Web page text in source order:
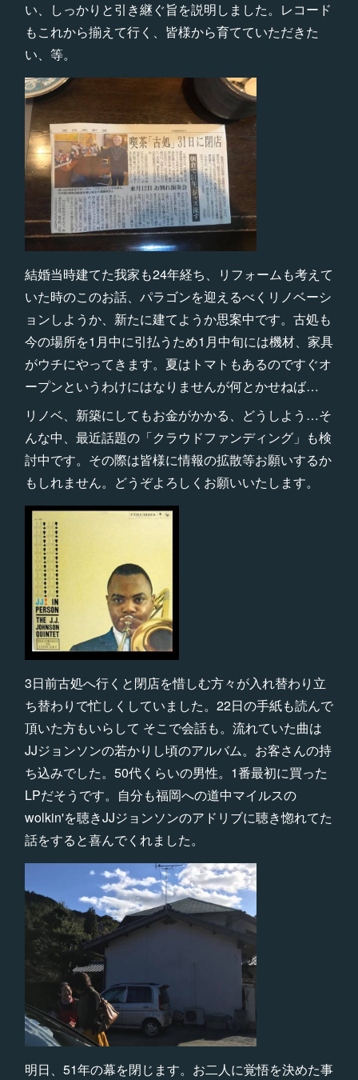
い、しっかりと引き継ぐ旨を説明しました。レコード
もこれから揃えて行く、皆様から育てていただきた
い、等。
結婚当時建てた我家も24年経ち、リフォームも考えて
いた時のこのお話、パラゴンを迎えるべくリノベーシ
ョンしようか、新たに建てようか思案中です。古処も
今の場所を1月中に引払うため1月中旬には機材、家具
がウチにやってきます。夏はトマトもあるのですぐオ
ープンというわけにはなりませんが何とかせねば…
リノベ、新築にしてもお金がかかる、どうしよう…そ
んな中、最近話題の「クラウドファンディング」も検
討中です。その際は皆様に情報の拡散等お願いするか
もしれません。どうぞよろしくお願いいたします。
3日前古処へ行くと閉店を惜しむ方々が入れ替わり立
ち替わりで忙しくしていました。22日の手紙も読んで
頂いた方もいらして そこで会話も。流れていた曲は
JJジョンソンの若かりし頃のアルバム。お客さんの持
ち込みでした。50代くらいの男性。1番最初に買った
LPだそうです。自分も福岡への道中マイルスの
wolkin'を聴きJJジョンソンのアドリブに聴き惚れてた
話をすると喜んでくれました。
明日、51年の幕を閉じます。お二人に覚悟を決めた事